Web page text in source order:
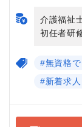
介護福祉
初任者研
#無資格
#新着求人